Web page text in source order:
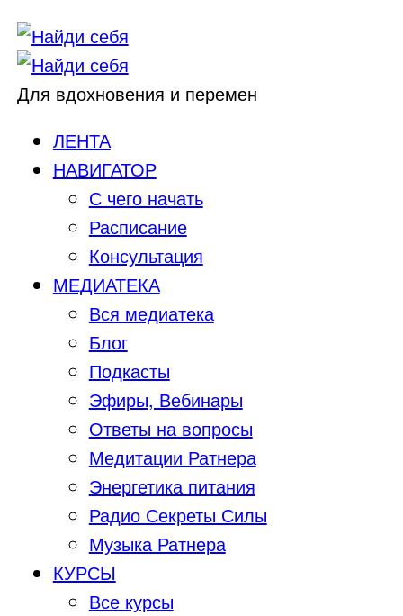
Для вдохновения и перемен
ЛЕНТА
НАВИГАТОР
С чего начать
Расписание
Консультация
МЕДИАТЕКА
Вся медиатека
Блог
Подкасты
Эфиры, Вебинары
Ответы на вопросы
Медитации Ратнера
Энергетика питания
Радио Секреты Силы
Музыка Ратнера
КУРСЫ
Все курсы